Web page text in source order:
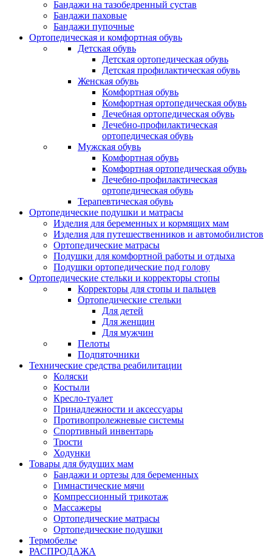
Бандажи на тазобедренный сустав
Бандажи паховые
Бандажи пупочные
Ортопедическая и комфортная обувь
Детская обувь
Детская ортопедическая обувь
Детская профилактическая обувь
Женская обувь
Комфортная обувь
Комфортная ортопедическая обувь
Лечебная ортопедическая обувь
Лечебно-профилактическая
ортопедическая обувь
Мужская обувь
Комфортная обувь
Комфортная ортопедическая обувь
Лечебно-профилактическая
ортопедическая обувь
Терапевтическая обувь
Ортопедические подушки и матрасы
Изделия для беременных и кормящих мам
Изделия для путешественников и автомобилистов
Ортопедические матрасы
Подушки для комфортной работы и отдыха
Подушки ортопедические под голову
Ортопедические стельки и корректоры стопы
Корректоры для стопы и пальцев
Ортопедические стельки
Для детей
Для женщин
Для мужчин
Пелоты
Подпяточники
Технические средства реабилитации
Коляски
Костыли
Кресло-туалет
Принадлежности и аксессуары
Противопролежневые системы
Спортивный инвентарь
Трости
Ходунки
Товары для будущих мам
Бандажи и ортезы для беременных
Гимнастические мячи
Компрессионный трикотаж
Массажеры
Ортопедические матрасы
Ортопедические подушки
Термобелье
РАСПРОДАЖА